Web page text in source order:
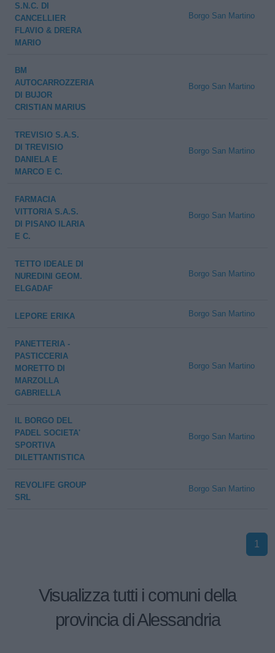
S.N.C. DI
CANCELLIER
FLAVIO & DRERA
MARIO
Borgo San Martino
BM
AUTOCARROZZERIA
DI BUJOR
CRISTIAN MARIUS
Borgo San Martino
TREVISIO S.A.S.
DI TREVISIO
DANIELA E
MARCO E C.
Borgo San Martino
FARMACIA
VITTORIA S.A.S.
DI PISANO ILARIA
E C.
Borgo San Martino
TETTO IDEALE DI
NUREDINI GEOM.
ELGADAF
Borgo San Martino
LEPORE ERIKA Borgo San Martino
PANETTERIA -
PASTICCERIA
MORETTO DI
MARZOLLA
GABRIELLA
Borgo San Martino
IL BORGO DEL
PADEL SOCIETA'
SPORTIVA
DILETTANTISTICA
Borgo San Martino
REVOLIFE GROUP
SRL
Borgo San Martino
1
Visualizza tutti i comuni della
provincia di Alessandria